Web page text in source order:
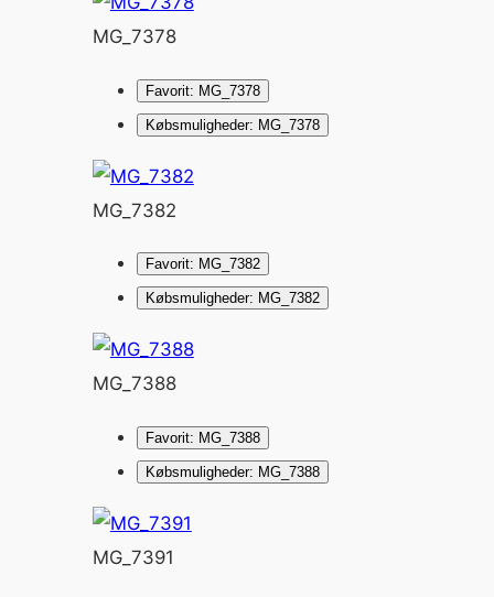
MG_7378
Favorit: MG_7378
Købsmuligheder: MG_7378
MG_7382
Favorit: MG_7382
Købsmuligheder: MG_7382
MG_7388
Favorit: MG_7388
Købsmuligheder: MG_7388
MG_7391